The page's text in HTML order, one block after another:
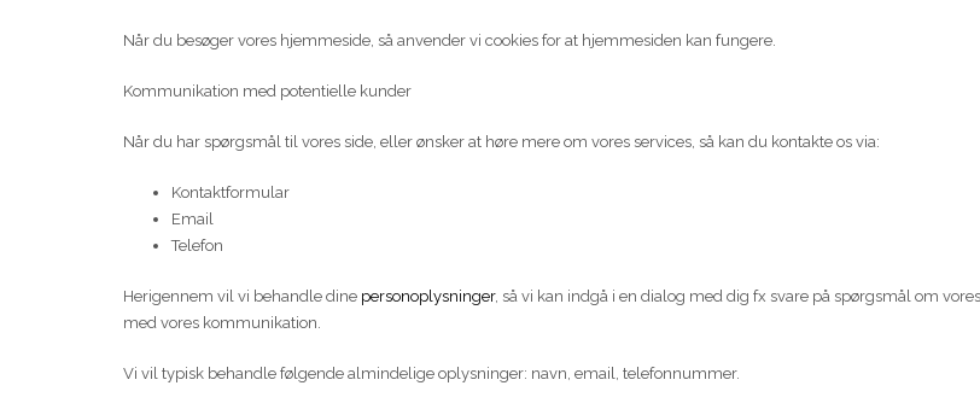
Når du besøger vores hjemmeside, så anvender vi cookies for at hjemmesiden kan fungere.
Kommunikation med potentielle kunder
Når du har spørgsmål til vores side, eller ønsker at høre mere om vores services, så kan du kontakte os via:
Kontaktformular
Email
Telefon
Herigennem vil vi behandle dine personoplysninger, så vi kan indgå i en dialog med dig fx svare på spørgsmål om
med vores kommunikation.
Vi vil typisk behandle følgende almindelige oplysninger: navn, email, telefonnummer.